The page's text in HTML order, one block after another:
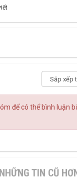
để có thể bình luận
NHỮNG TIN CŨ